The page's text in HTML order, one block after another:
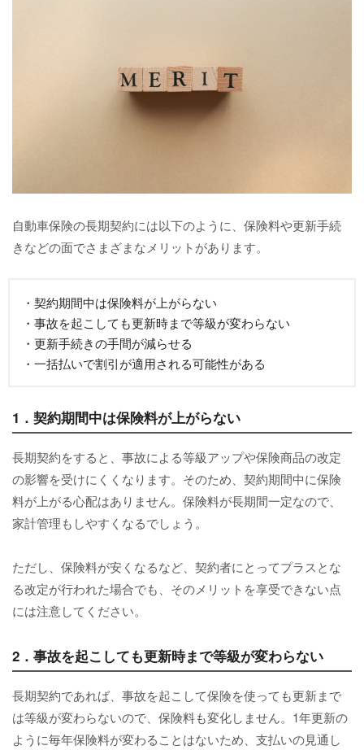
自動車保険の長期契約には以下のように、保険料や更新手続
きなどの面でさまざまなメリットがあります。
・契約期間中は保険料が上がらない
・事故を起こしても更新時まで等級が変わらない
・更新手続きの手間が減らせる
・一括払いで割引が適用される可能性がある
1．契約期間中は保険料が上がらない
長期契約をすると、事故による等級アップや保険商品の改定
の影響を受けにくくなります。そのため、契約期間中に保険
料が上がる心配はありません。保険料が長期間一定なので、
家計管理もしやすくなるでしょう。
ただし、保険料が安くなるなど、契約者にとってプラスとな
る改定が行われた場合でも、そのメリットを享受できない点
には注意してください。
2．事故を起こしても更新時まで等級が変わらない
長期契約であれば、事故を起こして保険を使っても更新まで
は等級が変わらないので、保険料も変化しません。1年更新の
ように毎年保険料が変わることはないため、支払いの見通し